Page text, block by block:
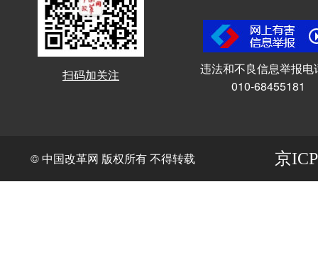
扫码加关注
违法和不良信息举报电
010-68455181
© 中国改革网 版权所有 不得转载 京